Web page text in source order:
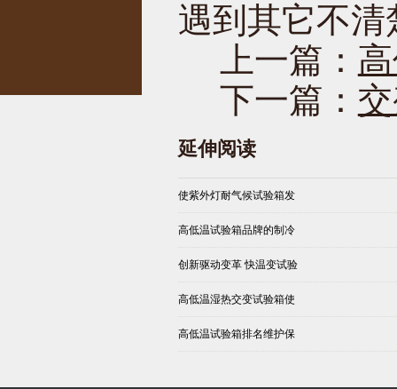
遇到其它不
上一篇：
下一篇：
延伸阅读
使紫外灯耐气候试验箱发
高低温试验箱品牌的制冷
创新驱动变革 快温变试验
高低温湿热交变试验箱使
高低温试验箱排名维护保